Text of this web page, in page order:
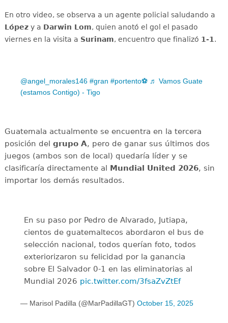
En otro video, se observa a un agente policial saludando a
Lópezy a Darwin Lom, quien anotó el gol el pasado
viernes en la visita a Surinam, encuentro que finalizó 1-1 .
@angel_morales146 #gran #portento⚽️ ♬ Vamos Guate
(estamos Contigo) - Tigo
Guatemala actualmente se encuentra en la tercera
posición del grupo A, pero de ganar sus últimos dos
juegos (ambos son de local) quedaría líder y se
clasificaría directamente al Mundial United 2026, sin
importar los demás resultados.
En su paso por Pedro de Alvarado, Jutiapa,
cientos de guatemaltecos abordaron el bus de
selección nacional, todos querían foto, todos
exteriorizaron su felicidad por la ganancia
sobre El Salvador 0-1 en las eliminatorias al
Mundial 2026 pic.twitter.com/3fsaZvZtEf
— Marisol Padilla (@MarPadillaGT) October 15, 2025